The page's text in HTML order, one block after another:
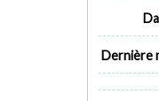
Dernière